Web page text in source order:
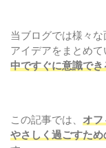
当ブログでは様々
アイデアをまとめて
中ですぐに意識でき
この記事では、 オ
やさしく過ごすた